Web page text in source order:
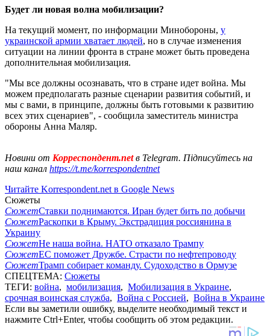
Будет ли новая волна мобилизации?
На текущий момент, по информации Минобороны, у
украинской армии хватает людей, но в случае изменения
ситуации на линии фронта в стране может быть проведена
дополнительная мобилизация.
"Мы все должны осознавать, что в стране идет война. Мы
можем предполагать разные сценарии развития событий, и
мы с вами, в принципе, должны быть готовыми к развитию
всех этих сценариев", - сообщила заместитель министра
обороны Анна Маляр.
Новини от Корреспондент.netв Telegram. Підписуйтесь на
наш канал https://t.me/korrespondentnet
Читайте Korrespondent.net в Google News
Сюжеты
СюжетСтавки поднимаются. Иран будет бить по добычи
СюжетРаскопки в Крыму. Экстрадиция россиянина в
Украину
СюжетНе наша война. НАТО отказало Трампу
СюжетЕС поможет Дружбе. Страсти по нефтепроводу
СюжетТрамп собирает команду. Судоходство в Ормузе
СПЕЦТЕМА: Сюжеты
ТЕГИ: война, мобилизация, Мобилизация в Украине,
срочная воинская служба, Война с Россией, Война в Украине
Если вы заметили ошибку, выделите необходимый текст и
нажмите Ctrl+Enter, чтобы сообщить об этом редакции.